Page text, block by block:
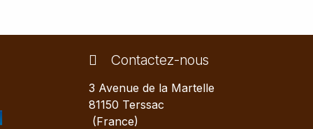
Contactez-nous
3 Avenue de la Martelle
81150 Terssac
(France)